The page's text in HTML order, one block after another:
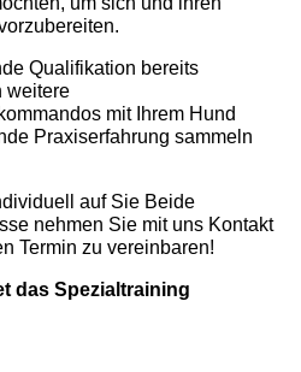
Qualifikation bereits
weitere
mit Ihrem Hund
Praxiserfahrung sammeln
auf Sie Beide
nehmen Sie mit uns Kontakt
Termin zu vereinbaren!
das Spezialtraining